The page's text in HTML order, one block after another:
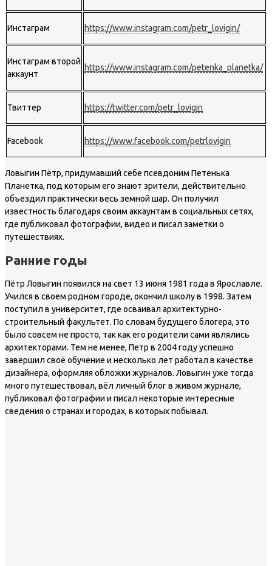
Инстаграм https://www.instagram.com/petr_lovigin/
Инстаграм второй
аккаунт
https://www.instagram.com/petenka_planetka/
Твиттер https://twitter.com/petr_lovigin
Facebook https://www.facebook.com/petrlovigin
Ловыгин Пётр, придумавший себе псевдоним Петенька
Планетка, под которым его знают зрители, действительно
объездил практически весь земной шар. Он получил
известность благодаря своим аккаунтам в социальных сетях,
где публиковал фотографии, видео и писал заметки о
путешествиях.
Ранние годы
Пётр Ловыгин появился на свет 13 июня 1981 года в Ярославле.
Учился в своем родном городе, окончил школу в 1998. Затем
поступил в университет, где осваивал архитектурно-
строительный факультет. По словам будущего блогера, это
было совсем не просто, так как его родители сами являлись
архитекторами. Тем не менее, Петр в 2004 году успешно
завершил своё обучение и несколько лет работал в качестве
дизайнера, оформляя обложки журналов. Ловыгин уже тогда
много путешествовал, вёл личный блог в живом журнале,
публиковал фотографии и писал некоторые интересные
сведения о странах и городах, в которых побывал.